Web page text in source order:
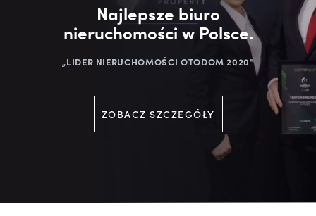
Najlepsze biuro
nieruchomości w Polsce.
„LIDER NIERUCHOMOŚCI OTODOM 2020”
ZOBACZ SZCZEGÓŁY